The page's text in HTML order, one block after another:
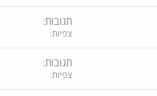
תגובות
צפיות
תגובות
צפיות